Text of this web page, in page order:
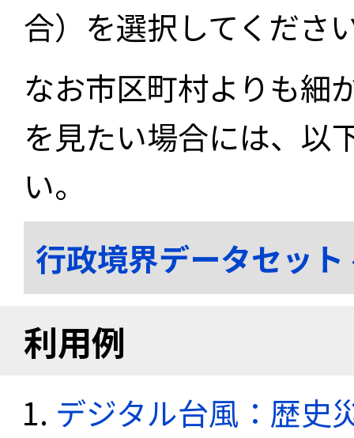
合）を選択してくださ
なお市区町村よりも細
を見たい場合には、以
い。
行政境界データセッ
利用例
デジタル台風：歴史